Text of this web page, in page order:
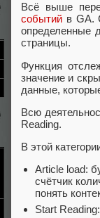
Всё выше
событий в GA.
определенные
страницы.
Функция
значение и
данные,
Всю
Reading.
В этой
Article load:
счётчик
понять
Start